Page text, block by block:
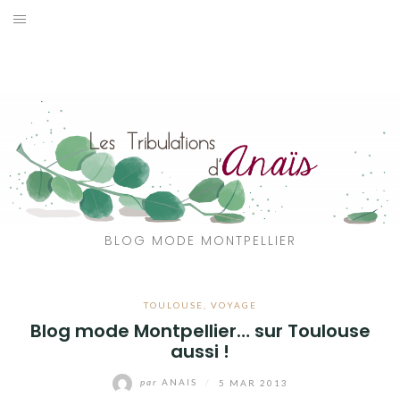
Aller
BLOG MODE MONTPELLIER
TOULOUSE VOYAGE
Blog mode Montpellier… sur Toulouse
aussi !
par ANAIS 5 MAR 2013
CATÉGORIES
VOYAGE
MON DRESSING